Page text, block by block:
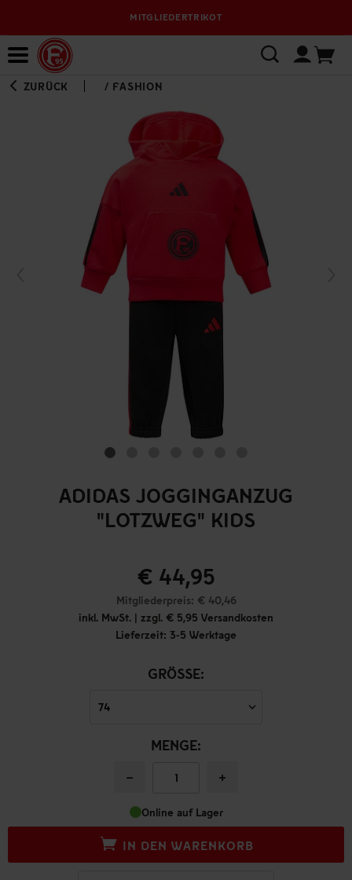
MITGLIEDERTRIKOT
ZURÜCK / FASHION
ADIDAS JOGGINGANZUG
"LOTZWEG" KIDS
€ 44,95
Mitgliederpreis: € 40,46
inkl. MwSt. | zzgl. € 5,95 Versandkosten
Lieferzeit: 3-5 Werktage
GRÖSSE:
MENGE:
− +
Online auf Lager
IN DEN WARENKORB